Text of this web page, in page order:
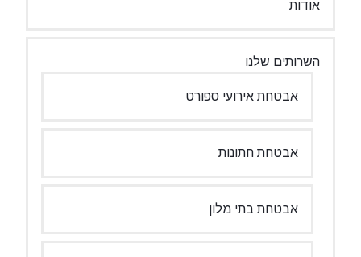
אודות
השרותים שלנו
אבטחת אירועי ספורט
אבטחת חתונות
אבטחת בתי מלון